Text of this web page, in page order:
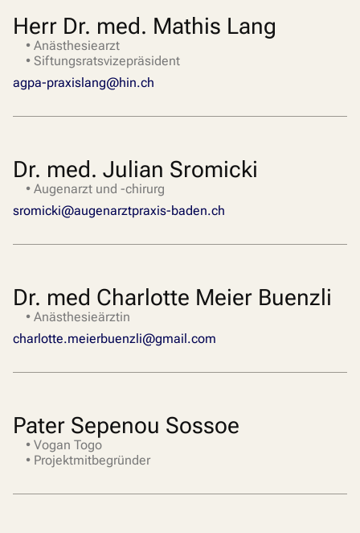
Herr Dr. med. Mathis Lang
• Anästhesiearzt
• Siftungsratsvizepräsident
agpa-praxislang@hin.ch
Dr. med. Julian Sromicki
• Augenarzt und -chirurg
sromicki@augenarztpraxis-baden.ch
Dr. med Charlotte Meier Buenzli
• Anästhesieärztin
charlotte.meierbuenzli@gmail.com
Pater Sepenou Sossoe
• Vogan Togo
• Projektmitbegründer